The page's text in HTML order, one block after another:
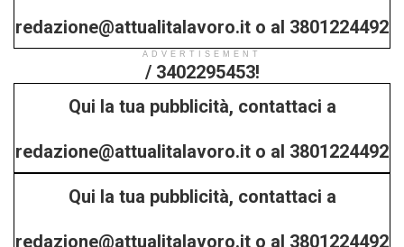
redazione@attualitalavoro.it o al 3801224492
/ 3402295453!
ADVERTISEMENT
Qui la tua pubblicità, contattaci a
redazione@attualitalavoro.it o al 3801224492
/ 3402295453!
Qui la tua pubblicità, contattaci a
redazione@attualitalavoro.it o al 3801224492